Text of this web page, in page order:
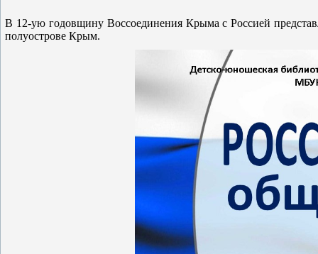
В 12-ую годовщину Воссоединения Крыма с Россией
полуострове Крым.